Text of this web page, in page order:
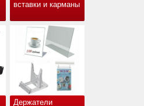
вставки и карманы
Держатели